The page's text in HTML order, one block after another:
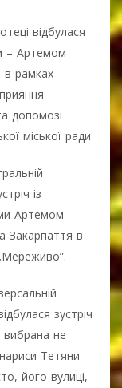
відбулася
– Артемом
в рамках
допомозі
міської ради.
із
Артемом
Закарпаття в
зустріч
не
Тетяни
його вулиці,